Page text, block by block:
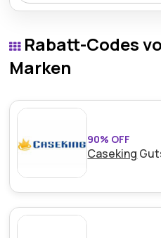
Sparen Sie 22% beim Ray
leistungsstarker
Preisen kombiniert.
Rabatt-Codes
Marken
90% OFF
Caseking